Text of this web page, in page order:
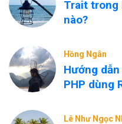
Trait trong
nào?
Hồng Ngân
Hướng
PHP dùng
Lê Như Ngọc